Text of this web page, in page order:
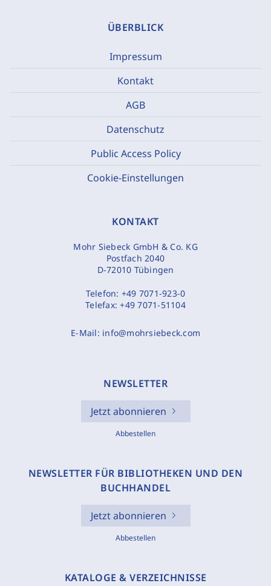
ÜBERBLICK
Impressum
Kontakt
AGB
Datenschutz
Public Access Policy
Cookie-Einstellungen
KONTAKT
Mohr Siebeck GmbH & Co. KG
Postfach 2040
D-72010 Tübingen
Telefon: +49 7071-923-0
Telefax:+49 7071-51104
E-Mail: info@mohrsiebeck.com
NEWSLETTER
Jetzt abonnieren
Abbestellen
NEWSLETTER FÜR BIBLIOTHEKEN UND DEN
BUCHHANDEL
Jetzt abonnieren
Abbestellen
KATALOGE & VERZEICHNISSE